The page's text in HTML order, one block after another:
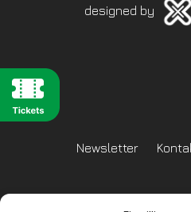
designed by
Newsletter